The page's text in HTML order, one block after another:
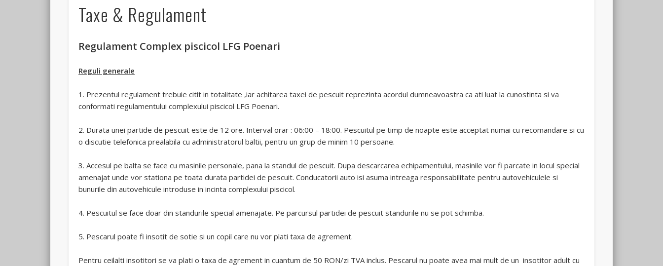
Taxe & Regulament
Regulament Complex piscicol LFG Poenari
Reguli generale
1. Prezentul regulament trebuie citit in totalitate ,iar achitarea taxei de pescuit reprezinta acordul dumneavoastra ca ati luat la cunostinta si va
conformati regulamentului complexului piscicol LFG Poenari.
2. Durata unei partide de pescuit este de 12 ore. Interval orar : 06:00 – 18:00. Pescuitul pe timp de noapte este acceptat numai cu recomandare si cu
o discutie telefonica prealabila cu administratorul baltii, pentru un grup de minim 10 persoane.
3. Accesul pe balta se face cu masinile personale, pana la standul de pescuit. Dupa descarcarea echipamentului, masinile vor fi parcate in locul special
amenajat unde vor stationa pe toata durata partidei de pescuit. Conducatorii auto isi asuma intreaga responsabilitate pentru autovehiculele si
bunurile din autovehicule introduse in incinta complexului piscicol.
4. Pescuitul se face doar din standurile special amenajate. Pe parcursul partidei de pescuit standurile nu se pot schimba.
5. Pescarul poate fi insotit de sotie si un copil care nu vor plati taxa de agrement.
Pentru ceilalti insotitori se va plati o taxa de agrement in cuantum de 50 RON/zi TVA inclus. Pescarul nu poate avea mai mult de un insotitor adult cu